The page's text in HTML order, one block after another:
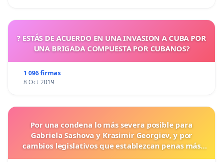
? ESTÁS DE ACUERDO EN UNA INVASION A CUBA POR
UNA BRIGADA COMPUESTA POR CUBANOS?
1 096 firmas
8 Oct 2019
Por una condena lo más severa posible para
Gabriela Sashova y Krasimir Georgiev, y por
cambios legislativos que establezcan penas más